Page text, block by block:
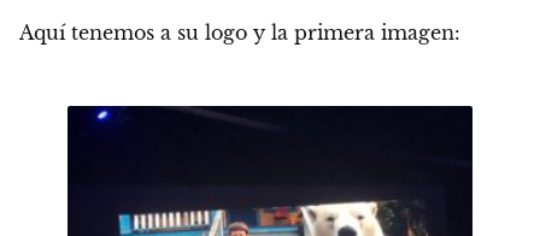
Aquí tenemos a su logo y la primera imagen: